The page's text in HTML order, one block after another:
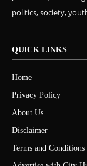
politics, society,
QUICK LINKS
Home
Privacy Policy
About Us
Disclaimer
Terms and Conditions